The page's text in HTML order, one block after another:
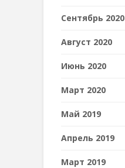
Сентябрь 2020
Август 2020
Июнь 2020
Март 2020
Май 2019
Апрель 2019
Март 2019